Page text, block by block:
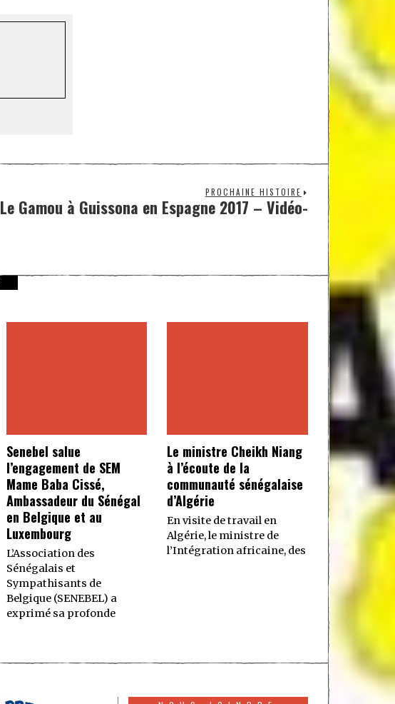
PROCHAINE HISTOIRE
Le Gamou à Guissona en Espagne 2017 – Vidéo-
Senebel salue
l’engagement de SEM
Mame Baba Cissé,
Ambassadeur du Sénégal
en Belgique et au
Luxembourg
L’Association des
Sénégalais et
Sympathisants de
Belgique (SENEBEL) a
exprimé sa profonde
Le ministre Cheikh Niang
à l’écoute de la
communauté sénégalaise
d’Algérie
En visite de travail en
Algérie, le ministre de
l’Intégration africaine, des